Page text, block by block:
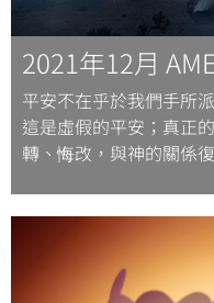
2021年12月
平安不在乎於我們手所
這是虛假的平安；真正
轉、悔改，與神的關係